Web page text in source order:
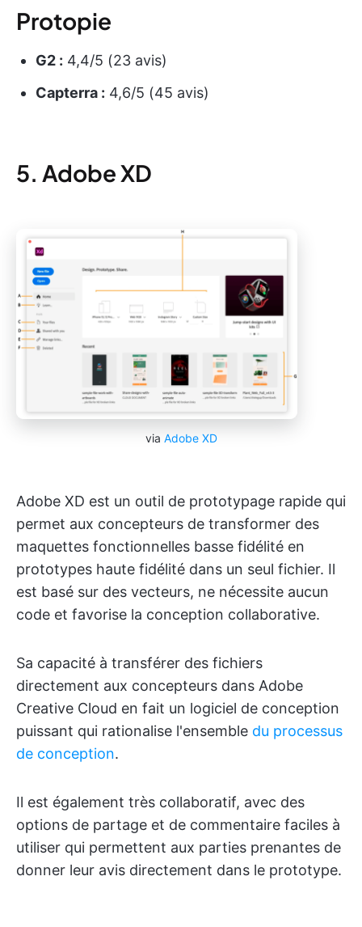
Protopie
G2 : 4,4/5 (23 avis)
Capterra : 4,6/5 (45 avis)
5. Adobe XD
via Adobe XD
Adobe XD est un outil de prototypage rapide qui
permet aux concepteurs de transformer des
maquettes fonctionnelles basse fidélité en
prototypes haute fidélité dans un seul fichier. Il
est basé sur des vecteurs, ne nécessite aucun
code et favorise la conception collaborative.
Sa capacité à transférer des fichiers
directement aux concepteurs dans Adobe
Creative Cloud en fait un logiciel de conception
puissant qui rationalise l'ensemble du processus
de conception.
Il est également très collaboratif, avec des
options de partage et de commentaire faciles à
utiliser qui permettent aux parties prenantes de
donner leur avis directement dans le prototype.